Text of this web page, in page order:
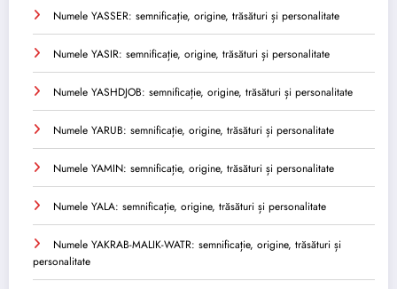
Numele YASSER: semnificație, origine, trăsături și personalitate
Numele YASIR: semnificație, origine, trăsături și personalitate
Numele YASHDJOB: semnificație, origine, trăsături și personalitate
Numele YARUB: semnificație, origine, trăsături și personalitate
Numele YAMIN: semnificație, origine, trăsături și personalitate
Numele YALA: semnificație, origine, trăsături și personalitate
Numele YAKRAB-MALIK-WATR: semnificație, origine, trăsături și
personalitate